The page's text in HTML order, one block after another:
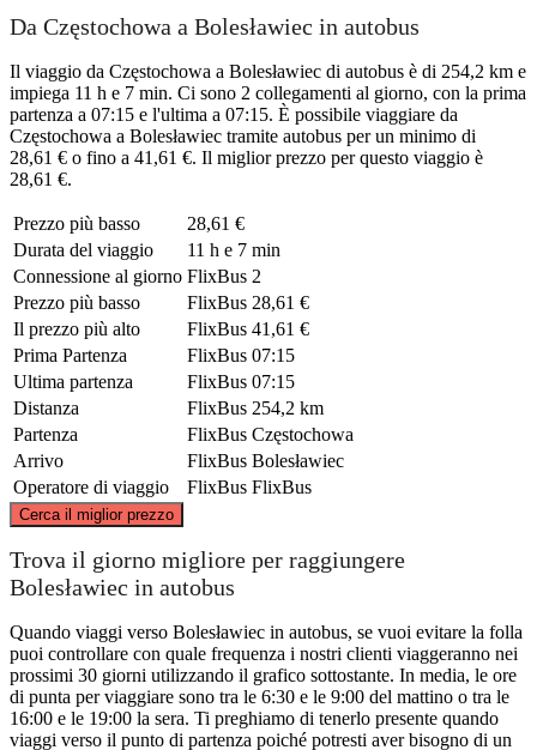
Da Częstochowa a Bolesławiec in autobus
Il viaggio da Częstochowa a Bolesławiec di autobus è di 254,2 km e
impiega 11 h e 7 min. Ci sono 2 collegamenti al giorno, con la prima
partenza a 07:15 e l'ultima a 07:15. È possibile viaggiare da
Częstochowa a Bolesławiec tramite autobus per un minimo di
28,61 € o fino a 41,61 €. Il miglior prezzo per questo viaggio è
28,61 €.
Prezzo più basso
28,61 €
Durata del viaggio
11 h e 7 min
Connessione al giorno FlixBus 2
Prezzo più basso
FlixBus 28,61 €
Il prezzo più alto
FlixBus 41,61 €
Prima Partenza
FlixBus 07:15
Ultima partenza
FlixBus 07:15
Distanza
FlixBus 254,2 km
Partenza
FlixBus Częstochowa
Arrivo
FlixBus Bolesławiec
Operatore di viaggio
FlixBus FlixBus
Cerca il miglior prezzo
Częstochowa
Bolesławiec
©CARTO
Trova il giorno migliore per raggiungere
Bolesławiec in autobus
Quando viaggi verso Bolesławiec in autobus, se vuoi evitare la folla
puoi controllare con quale frequenza i nostri clienti viaggeranno nei
prossimi 30 giorni utilizzando il grafico sottostante. In media, le ore
di punta per viaggiare sono tra le 6:30 e le 9:00 del mattino o tra le
16:00 e le 19:00 la sera. Ti preghiamo di tenerlo presente quando
viaggi verso il punto di partenza poiché potresti aver bisogno di un